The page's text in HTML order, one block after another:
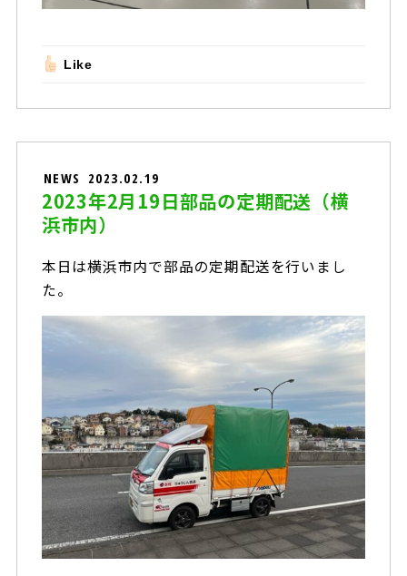
Like
NEWS 2023.02.19
2023年2月19日部品の定期配送（横
浜市内）
本日は横浜市内で部品の定期配送を行いまし
た。